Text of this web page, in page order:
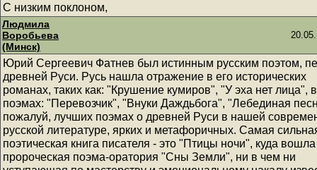
С низким поклоном,
Людмила
Воробьева
(Минск)
Юрий Сергеевич Фатнев был истинным русским поэтом,
древней Руси. Русь нашла отражение в его исторических
романах, таких как: "Крушение кумиров", "У эха нет лица", в
поэмах: "Перевозчик", "Внуки Даждьбога", "Лебединая
пожалуй, лучших поэмах о древней Руси в нашей
русской литературе, ярких и метафоричных. Самая
поэтическая книга писателя - это "Птицы ночи", куда
пророческая поэма-оратория "Сны Земли", ни в чем ни